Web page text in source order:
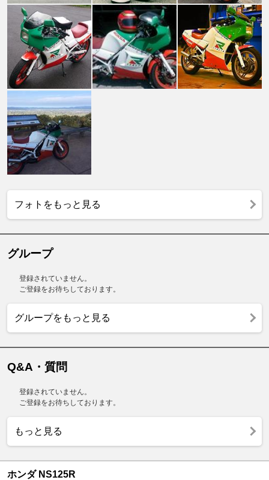
フォトをもっと見る
グループ
登録されていません。
ご登録をお待ちしております。
グループをもっと見る
Q&A・質問
登録されていません。
ご登録をお待ちしております。
もっと見る
ホンダ NS125R